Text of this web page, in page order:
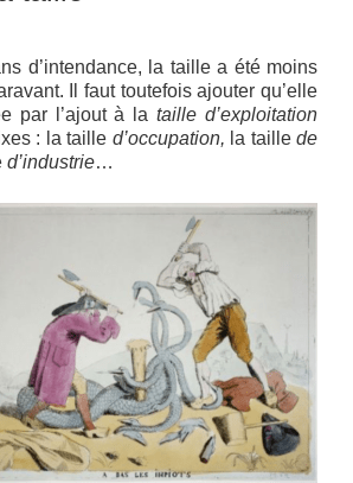
d’intendance, la taille a été moins
Il faut toutefois ajouter qu’elle
par l’ajout à lataille d’exploitation
: la taille d’occupation, la taille de
d’industrie…